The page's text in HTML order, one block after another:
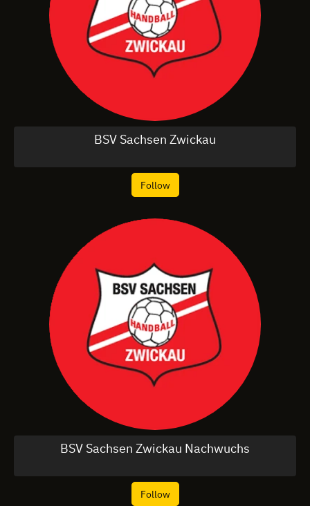
BSV Sachsen Zwickau
Follow
BSV Sachsen Zwickau Nachwuchs
Follow